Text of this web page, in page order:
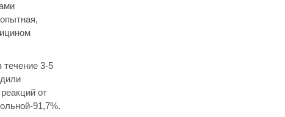
течение 3-5
от
91,7%.